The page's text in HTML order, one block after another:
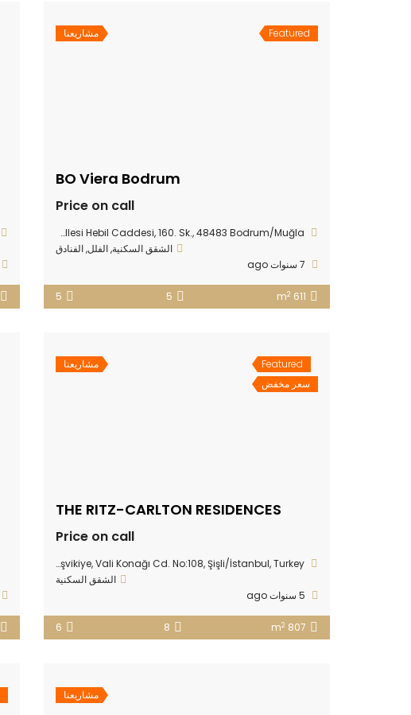
Featured مشاريعنا
BO Viera Bodrum
Price on call
Göltürkbükü Mahallesi Hebil Caddesi, 160. Sk., 48483 Bodrum/Muğla
الشقق السكنية,الفلل,الفنادق
611 m
2
5
5
Featured
سعر مخفض
مشاريعنا
THE RITZ-CARLTON RESIDENCES
Price on call
Teşvikiye, Vali Konağı Cd. No:108, Şişli/İstanbul, Turkey
الشقق السكنية
807 m
2
8
6
مشاريعنا